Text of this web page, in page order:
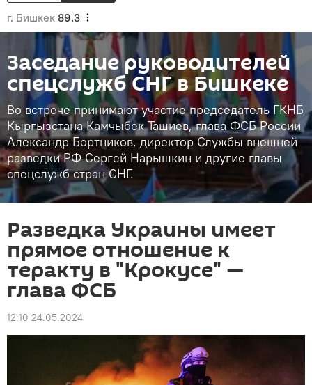
г. Бишкек 89.3
Заседание руководителей
спецслужб СНГ в Бишкеке
Во встрече принимают участие председатель ГКНБ
Кыргызстана Камчыбек Ташиев, глава ФСБ России
Александр Бортников, директор Службы внешней
разведки РФ Сергей Нарышкин и другие главы
спецслужб стран СНГ.
Разведка Украины имеет
прямое отношение к
теракту в "Крокусе" —
глава ФСБ
12:10 24.05.2024